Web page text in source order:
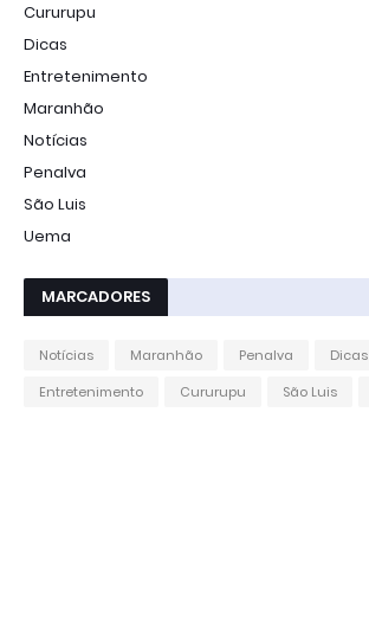
Cururupu
Dicas
Entretenimento
Maranhão
Notícias
Penalva
São Luis
Uema
MARCADORES
Notícias Maranhão Penalva
Dicas
Entretenimento
Cururupu São Luis